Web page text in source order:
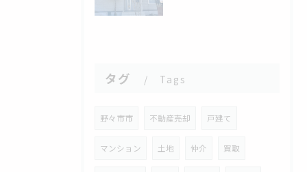
タグ Tags
野々市市 不動産売却 戸建て
マンション 土地 仲介 買取